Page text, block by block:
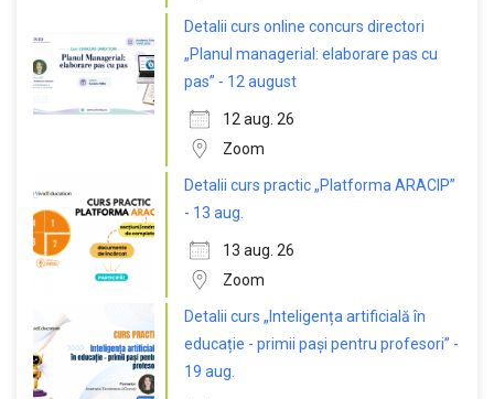
Detalii curs online concurs directori
„Planul managerial: elaborare pas cu
pas” - 12 august
12 aug. 26
Zoom
Detalii curs practic „Platforma ARACIP”
- 13 aug.
13 aug. 26
Zoom
Detalii curs „Inteligența artificială în
educație - primii pași pentru profesori” -
19 aug.